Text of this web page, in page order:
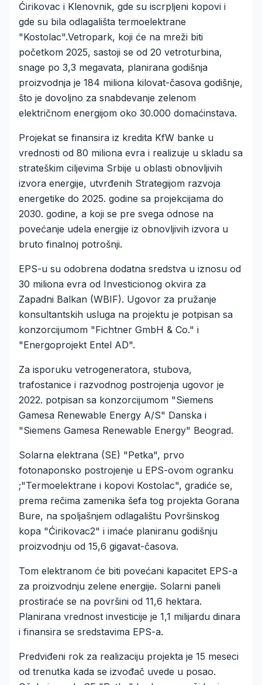
Ćirikovac i Klenovnik, gde su iscrpljeni kopovi i
gde su bila odlagališta termoelektrane
"Kostolac".Vetropark, koji će na mreži biti
početkom 2025, sastoji se od 20 vetroturbina,
snage po 3,3 megavata, planirana godišnja
proizvodnja je 184 miliona kilovat-časova godišnje,
što je dovoljno za snabdevanje zelenom
električnom energijom oko 30.000 domaćinstava.
Projekat se finansira iz kredita KfW banke u
vrednosti od 80 miliona evra i realizuje u skladu sa
strateškim ciljevima Srbije u oblasti obnovljivih
izvora energije, utvrđenih Strategijom razvoja
energetike do 2025. godine sa projekcijama do
2030. godine, a koji se pre svega odnose na
povećanje udela energije iz obnovljivih izvora u
bruto finalnoj potrošnji.
EPS-u su odobrena dodatna sredstva u iznosu od
30 miliona evra od Investicionog okvira za
Zapadni Balkan (WBIF). Ugovor za pružanje
konsultantskih usluga na projektu je potpisan sa
konzorcijumom "Fichtner GmbH & Co." i
"Energoprojekt Entel AD".
Za isporuku vetrogeneratora, stubova,
trafostanice i razvodnog postrojenja ugovor je
2022. potpisan sa konzorcijumom "Siemens
Gamesa Renewable Energy A/S" Danska i
"Siemens Gamesa Renewable Energy" Beograd.
Solarna elektrana (SE) "Petka", prvo
fotonaponsko postrojenje u EPS-ovom ogranku
;"Termoelektrane i kopovi Kostolac", gradiće se,
prema rečima zamenika šefa tog projekta Gorana
Bure, na spoljašnjem odlagalištu Površinskog
kopa "Ćirikovac2" i imaće planiranu godišnju
proizvodnju od 15,6 gigavat-časova.
Tom elektranom će biti povećani kapacitet EPS-a
za proizvodnju zelene energije. Solarni paneli
prostiraće se na površini od 11,6 hektara.
Planirana vrednost investicije je 1,1 milijardu dinara
i finansira se sredstavima EPS-a.
Predviđeni rok za realizaciju projekta je 15 meseci
od trenutka kada se izvođač uvede u posao.